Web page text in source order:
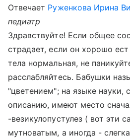
Отвечает Руженкова Ирина
педиатр
Здравствуйте! Если общее
страдает, если он хорошо
тела нормальная, не
расслабляйтесь. Бабушки
"цветением"; на языке науки,
описанию, имеют место
-везикулопустулез ( вот эти
мутноватым, а иногда -